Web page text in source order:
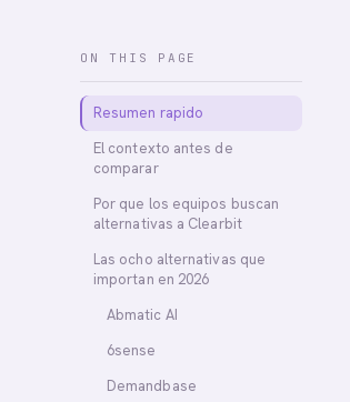
ON THIS PAGE
Resumen rapido
El contexto antes de
comparar
Por que los equipos buscan
alternativas a Clearbit
Las ocho alternativas que
importan en 2026
Abmatic AI
6sense
Demandbase